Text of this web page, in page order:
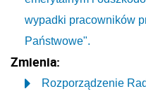
wypadki pracowników
Państwowe".
Zmienia:
Rozporządzenie